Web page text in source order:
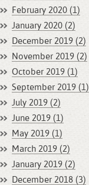
February 2020 (1)
January 2020 (2)
December 2019 (2)
November 2019 (2)
October 2019 (1)
September 2019 (1)
July 2019 (2)
June 2019 (1)
May 2019 (1)
March 2019 (2)
January 2019 (2)
December 2018 (3)